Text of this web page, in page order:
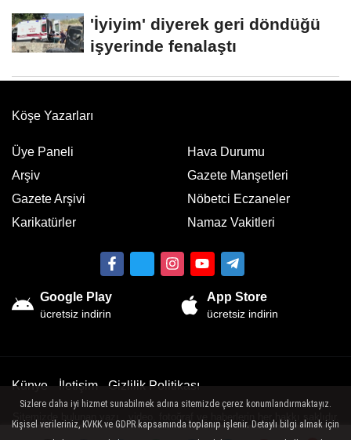
'İyiyim' diyerek geri döndüğü
işyerinde fenalaştı
Köşe Yazarları
Üye Paneli
Arşiv
Gazete Arşivi
Karikatürler
Hava Durumu
Gazete Manşetleri
Nöbetci Eczaneler
Namaz Vakitleri
Google Play
ücretsiz indirin
App Store
ücretsiz indirin
Künye İletişim Gizlilik Politikası
Sitemizde bulunan yazı , video, fotoğraf ve haberlerin her hakkı saklıdır.
İzinsiz veya kaynak gösterilemeden kullanılamaz.
Sizlere daha iyi hizmet sunabilmek adına sitemizde çerez konumlandırmaktayız.
Kişisel verileriniz, KVKK ve GDPR kapsamında toplanıp işlenir. Detaylı bilgi almak için